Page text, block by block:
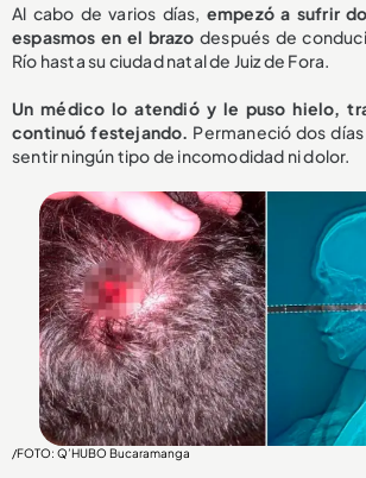
Al cabo de varios días, empezó a sufrir
espasmos en el brazo después de
Río hasta su ciudad natal de Juiz de Fora.
Un médico lo atendió y le puso hielo,
continuó festejando. Permaneció dos
sentir ningún tipo de incomodidad ni dolor.
/FOTO: Q’HUBO Bucaramanga